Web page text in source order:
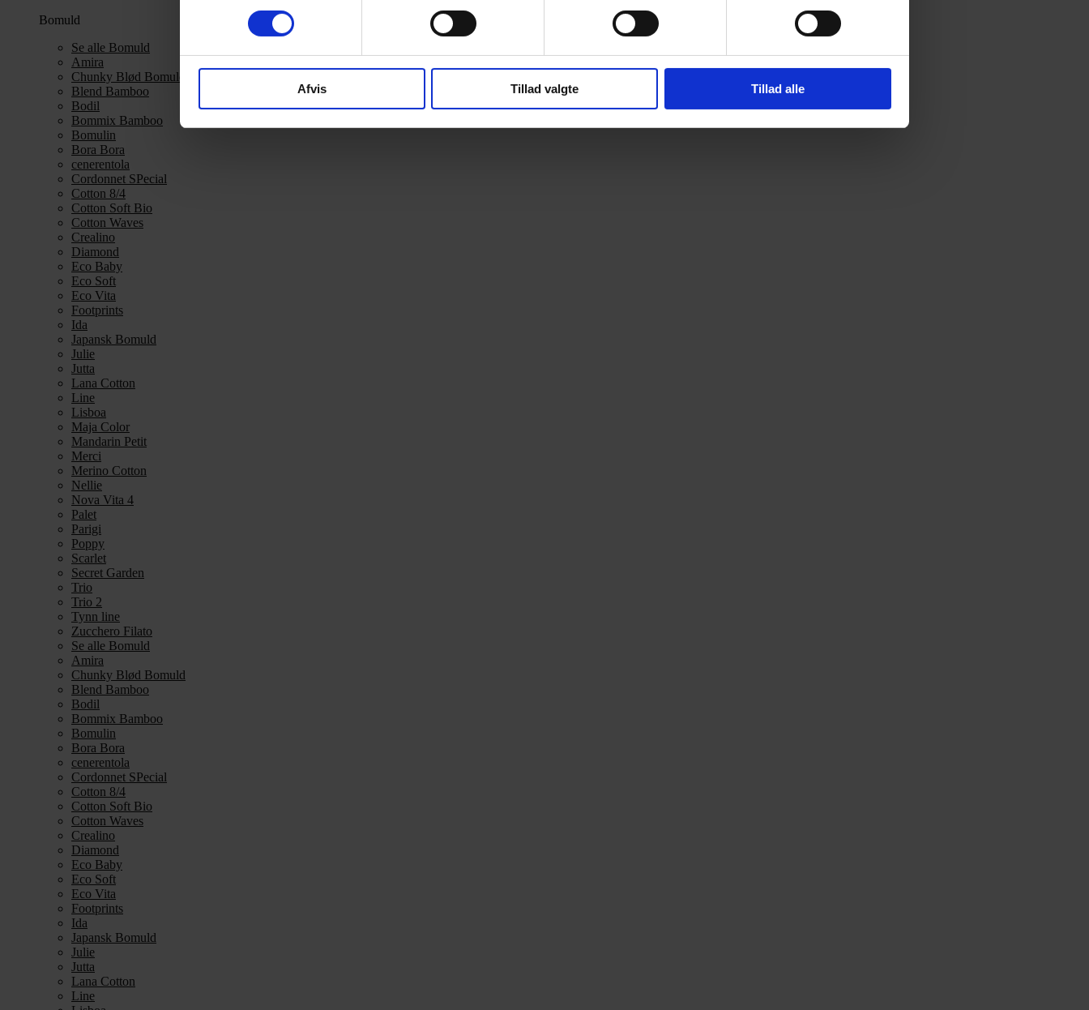
Afvis Tillad valgte Tillad alle
Bomuld
Se alle Bomuld
Amira
Chunky Blød Bomuld
Blend Bamboo
Bodil
Bommix Bamboo
Bomulin
Bora Bora
cenerentola
Cordonnet SPecial
Cotton 8/4
Cotton Soft Bio
Cotton Waves
Crealino
Diamond
Eco Baby
Eco Soft
Eco Vita
Footprints
Ida
Japansk Bomuld
Julie
Jutta
Lana Cotton
Line
Lisboa
Maja Color
Mandarin Petit
Merci
Merino Cotton
Nellie
Nova Vita 4
Palet
Parigi
Poppy
Scarlet
Secret Garden
Trio
Trio 2
Tynn line
Zucchero Filato
Se alle Bomuld
Amira
Chunky Blød Bomuld
Blend Bamboo
Bodil
Bommix Bamboo
Bomulin
Bora Bora
cenerentola
Cordonnet SPecial
Cotton 8/4
Cotton Soft Bio
Cotton Waves
Crealino
Diamond
Eco Baby
Eco Soft
Eco Vita
Footprints
Ida
Japansk Bomuld
Julie
Jutta
Lana Cotton
Line